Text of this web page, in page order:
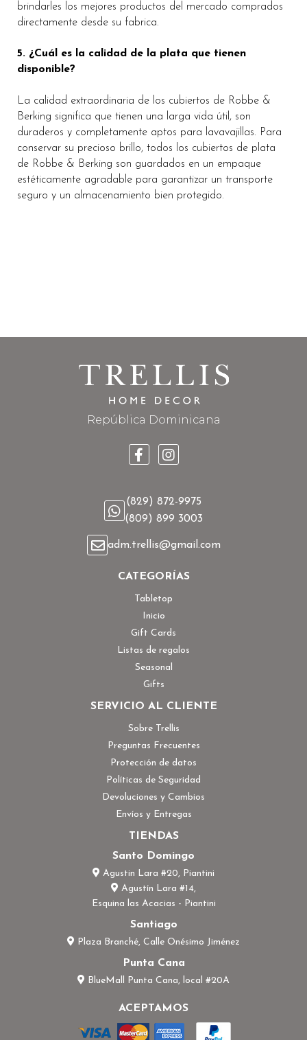
brindarles los mejores productos del mercado comprados
directamente desde su fabrica.
5. ¿Cuál es la calidad de la plata que tienen
disponible?
La calidad extraordinaria de los cubiertos de Robbe &
Berking significa que tienen una larga vida útil, son
duraderos y completamente aptos para lavavajillas. Para
conservar su precioso brillo, todos los cubiertos de plata
de Robbe & Berking son guardados en un empaque
estéticamente agradable para garantizar un transporte
seguro y un almacenamiento bien protegido.
República Dominicana
(829) 872-9975
(809) 899 3003
adm.trellis@gmail.com
CATEGORÍAS
Tabletop
Inicio
Gift Cards
Listas de regalos
Seasonal
Gifts
SERVICIO AL CLIENTE
Sobre Trellis
Preguntas Frecuentes
Protección de datos
Políticas de Seguridad
Devoluciones y Cambios
Envíos y Entregas
TIENDAS
Santo Domingo
Agustin Lara #20, Piantini
Agustín Lara #14,
Esquina las Acacias - Piantini
Santiago
Plaza Branché, Calle Onésimo Jiménez
Punta Cana
BlueMall Punta Cana, local #20A
ACEPTAMOS